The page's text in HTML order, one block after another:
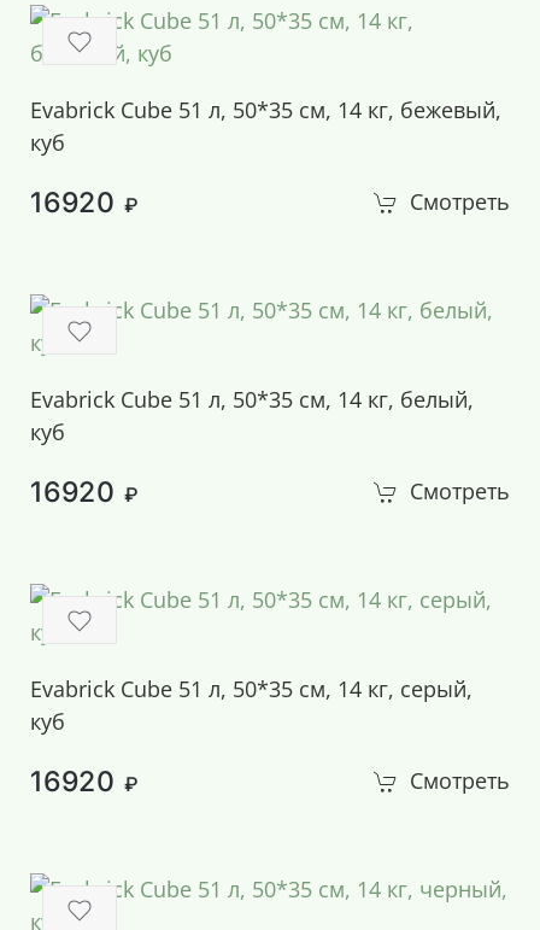
Evabrick Cube 51 л, 50*35 см, 14 кг, бежевый,
куб
16920 ₽ Смотреть
Evabrick Cube 51 л, 50*35 см, 14 кг, белый,
куб
16920 ₽ Смотреть
Evabrick Cube 51 л, 50*35 см, 14 кг, серый,
куб
16920 ₽ Смотреть